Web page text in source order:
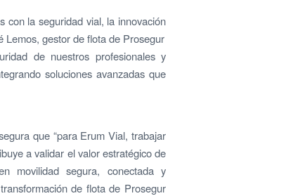
con la seguridad vial, la innovación
Lemos, gestor de flota de Prosegur
de nuestros profesionales y
soluciones avanzadas que
que “para Erum Vial, trabajar
a validar el valor estratégico de
movilidad segura, conectada y
de flota de Prosegur